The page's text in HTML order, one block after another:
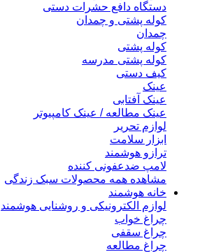
دستگاه دافع حشرات دستی
کوله پشتی و چمدان
چمدان
کوله پشتی
کوله پشتی مدرسه
کیف دستی
عینک
عینک آفتابی
عینک مطالعه / عینک کامپیوتر
لوازم تحریر
ابزار سلامت
ترازو هوشمند
لامپ ضدعفونی کننده
مشاهده همه محصولات سبک زندگی
خانه هوشمند
لوازم الکترونیکی و روشنایی هوشمند
چراغ خواب
چراغ سقفی
چراغ مطالعه